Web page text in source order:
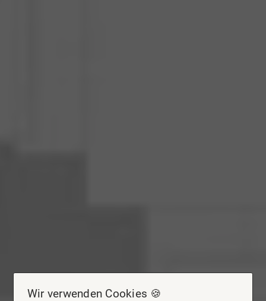
Wir verwenden Cookies 🍪